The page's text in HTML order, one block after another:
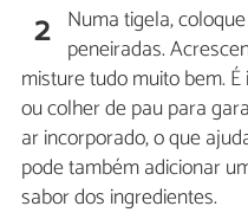
2 Numa tigela,
peneiradas.
misture tudo muito bem.
ou colher de pau para
ar incorporado, o que
pode também adicionar
sabor dos ingredientes.